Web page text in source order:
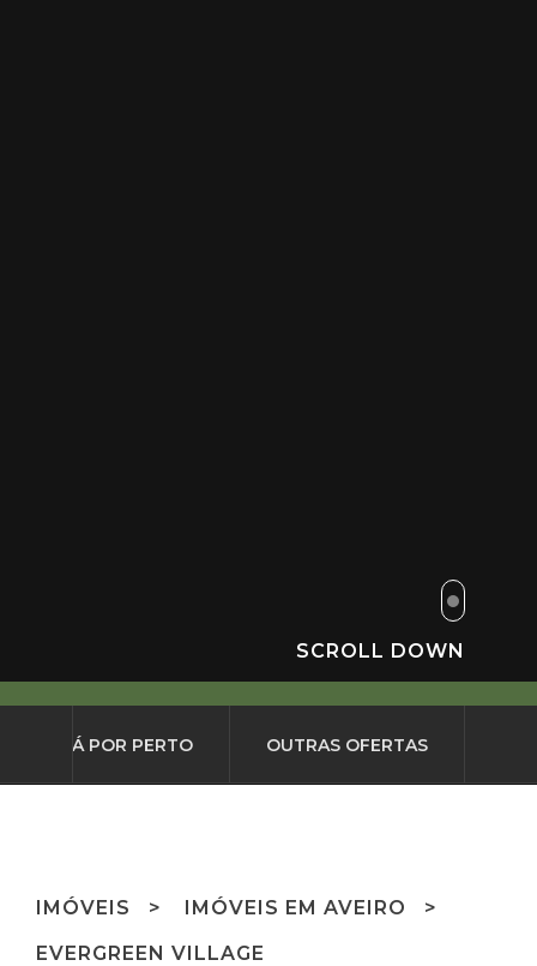
SCROLL DOWN
QUE HÁ POR PERTO OUTRAS OFERTAS
IMÓVEIS
IMÓVEIS EM AVEIRO
EVERGREEN VILLAGE